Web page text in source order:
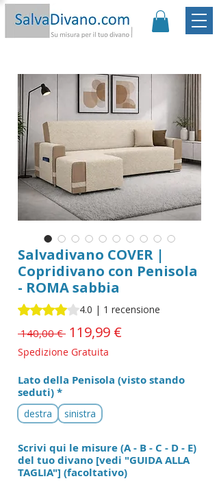
Salvadivano COVER |
Copridivano con Penisola
- ROMA sabbia
Sulla base di 1 recensione, la
4.0 | 1 recensione
140,00 € Prezzo
regolare
119,99 €
Spedizione Gratuita
Lato della Penisola (visto stando
seduti)*
destra sinistra
Scrivi qui le misure (A - B - C - D - E)
del tuo divano [vedi "GUIDA ALLA
TAGLIA"] (facoltativo)